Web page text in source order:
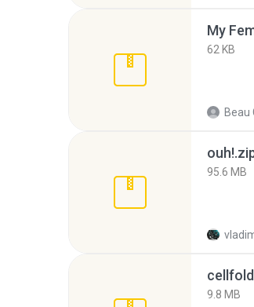
My
62 KB
Beau
95.6 MB
9.8 MB